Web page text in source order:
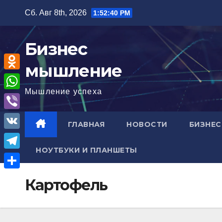
содержимому
Сб. Авг 8th, 2026 1:52:41 PM
Бизнес
мышление
Мышление успеха
ГЛАВНАЯ НОВОСТИ
НОУТБУКИ И ПЛАНШЕТЫ
Картофель
O
d
n
o
k
l
W
h
a
s
p
V
i
b
e
V
K
T
п